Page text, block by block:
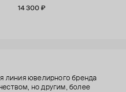
14 300 ₽
линия ювелирного бренда
но другим, более